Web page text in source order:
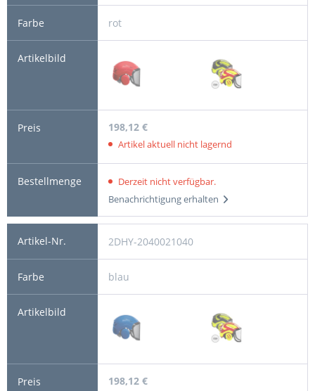
rot
198,12 €
Artikel aktuell nicht lagernd
Derzeit nicht verfügbar.
Benachrichtigung erhalten
2DHY-2040021040
blau
198,12 €